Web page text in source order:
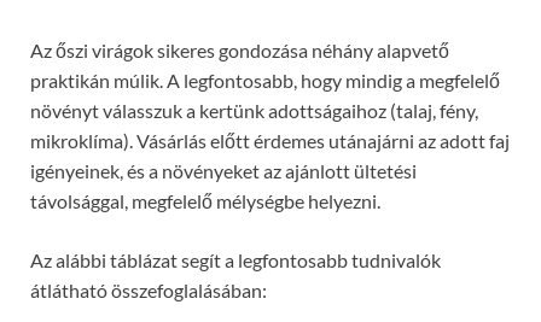
Az őszi virágok sikeres gondozása néhány alapvető
praktikán múlik. A legfontosabb, hogy mindig a megfelelő
növényt válasszuk a kertünk adottságaihoz (talaj, fény,
mikroklíma). Vásárlás előtt érdemes utánajárni az adott faj
igényeinek, és a növényeket az ajánlott ültetési
távolsággal, megfelelő mélységbe helyezni.
Az alábbi táblázat segít a legfontosabb tudnivalók
átlátható összefoglalásában: